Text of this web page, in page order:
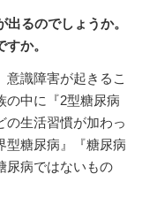
るのでしょうか。
か。
識障害が起きるこ
の中に『2型糖尿病
の生活習慣が加わっ
型糖尿病』『糖尿病
尿病ではないもの